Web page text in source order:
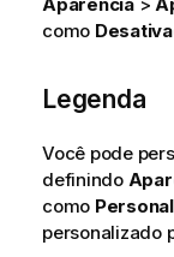
como
Legenda
Você pode
definindo
como
personalizado